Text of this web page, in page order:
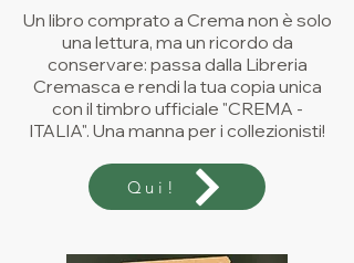
Un libro comprato a Crema non è solo
una lettura, ma un ricordo da
conservare: passa dalla Libreria
Cremasca e rendi la tua copia unica
con il timbro ufficiale "CREMA -
ITALIA". Una manna per i collezionisti!
Qui!